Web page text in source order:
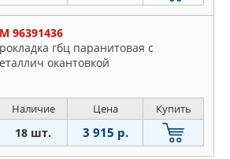
96391436
гбц пapaнитoвaя c
oкaнтoвкoй
Наличие Цена Купить
18 шт. 3 915 р.